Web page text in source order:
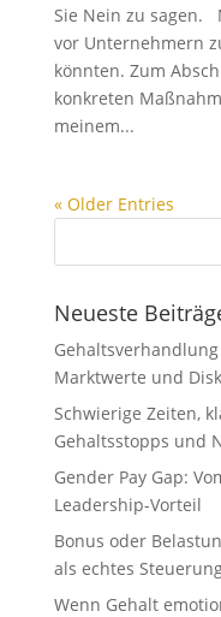
Sie Nein zu sagen.
vor Unternehmern
könnten. Zum
konkreten
meinem...
« Older Entries
Neueste
Marktwerte und
Schwierige Zeiten,
Gehaltsstopps und
Gender Pay Gap:
Leadership-Vorteil
Bonus oder
als echtes
Wenn Gehalt